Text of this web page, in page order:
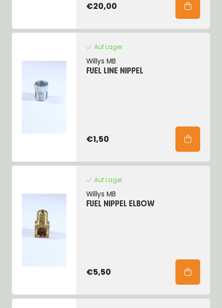
€20,00
Auf Lager
Willys MB
FUEL LINE NIPPEL
€1,50
Auf Lager
Willys MB
FUEL NIPPEL ELBOW
€5,50